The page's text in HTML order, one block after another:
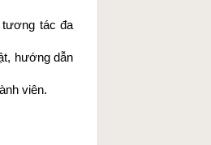
tương tác đa
hướng dẫn
viên.